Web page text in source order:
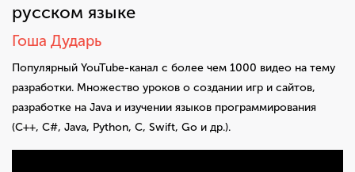
русском языке
Гоша Дударь
Популярный YouTube-канал с более чем 1000 видео на тему
разработки. Множество уроков о создании игр и сайтов,
разработке на Java и изучении языков программирования
(C++, C#, Java, Python, С, Swift, Go и др.).